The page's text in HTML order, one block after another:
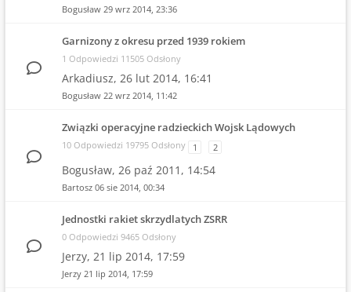
Bogusław 29 wrz 2014, 23:36
Garnizony z okresu przed 1939 rokiem
1 Odpowiedzi 11505 Odsłony
Arkadiusz, 26 lut 2014, 16:41
Bogusław 22 wrz 2014, 11:42
Związki operacyjne radzieckich Wojsk Lądowych
10 Odpowiedzi 19795 Odsłony 1 2
Bogusław, 26 paź 2011, 14:54
Bartosz 06 sie 2014, 00:34
Jednostki rakiet skrzydlatych ZSRR
0 Odpowiedzi 9465 Odsłony
Jerzy, 21 lip 2014, 17:59
Jerzy 21 lip 2014, 17:59